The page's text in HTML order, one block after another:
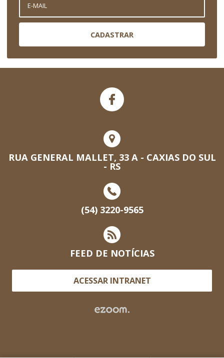
CADASTRAR
RUA GENERAL MALLET, 33 A - CAXIAS DO SUL
- RS
(54) 3220-9565
FEED DE NOTÍCIAS
ACESSAR INTRANET